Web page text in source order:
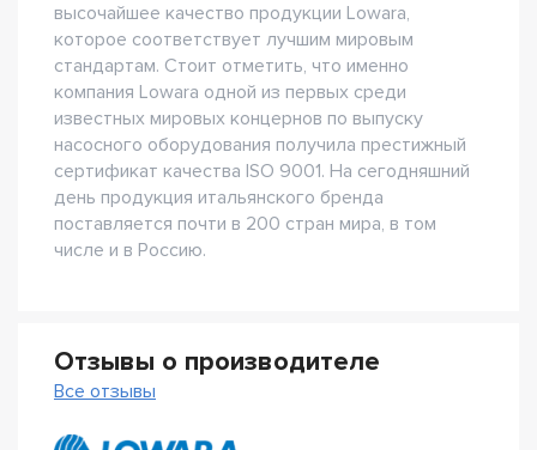
высочайшее качество продукции Lowara,
которое соответствует лучшим мировым
стандартам. Стоит отметить, что именно
компания Lowara одной из первых среди
известных мировых концернов по выпуску
насосного оборудования получила престижный
сертификат качества ISO 9001. На сегодняшний
день продукция итальянского бренда
поставляется почти в 200 стран мира, в том
числе и в Россию.
Отзывы о производителе
Все отзывы